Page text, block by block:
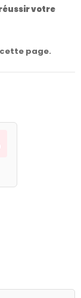
votre
page.